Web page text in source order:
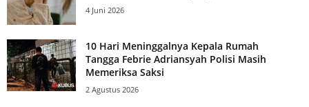
4 Juni 2026
10 Hari Meninggalnya Kepala Rumah
Tangga Febrie Adriansyah Polisi Masih
Memeriksa Saksi
2 Agustus 2026